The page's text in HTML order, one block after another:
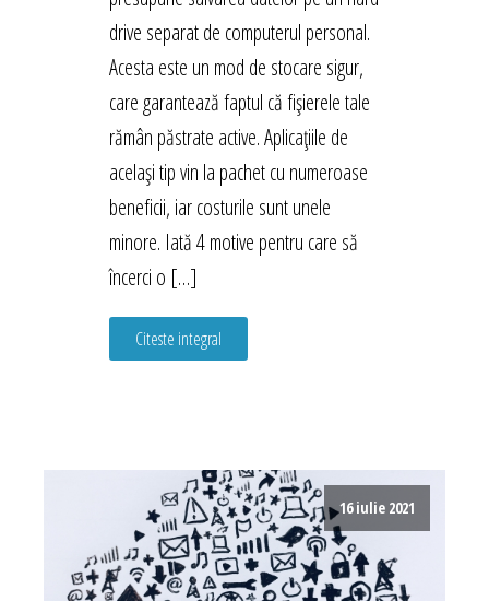
drive separat de computerul personal.
Acesta este un mod de stocare sigur,
care garantează faptul că fișierele tale
rămân păstrate active. Aplicațiile de
același tip vin la pachet cu numeroase
beneficii, iar costurile sunt unele
minore. Iată 4 motive pentru care să
încerci o […]
Citeste integral
16 iulie 2021